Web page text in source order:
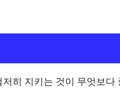
히 지키는 것이 무엇보다